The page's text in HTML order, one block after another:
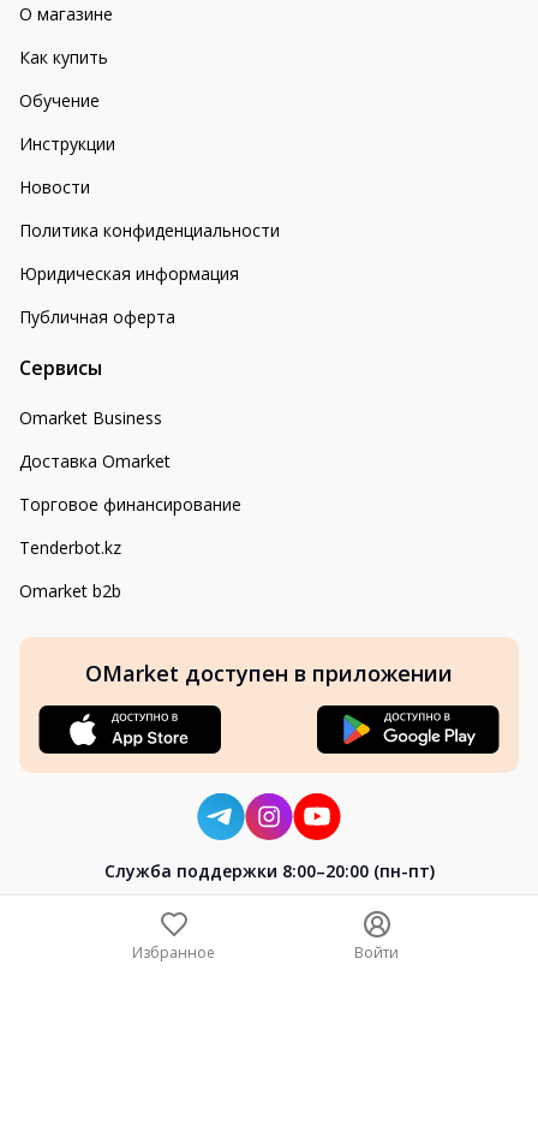
О магазине
Как купить
Обучение
Инструкции
Новости
Политика конфиденциальности
Юридическая информация
Публичная оферта
Сервисы
Omarket Business
Доставка Omarket
Торговое финансирование
Tenderbot.kz
Omarket b2b
OMarket доступен в приложении
Cлужба поддержки 8:00–20:00 (пн-пт)
Избранное Войти